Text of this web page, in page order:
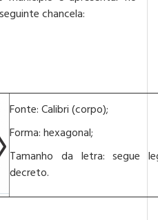
chancela:
Fonte: Calibri (corpo);
Forma: hexagonal;
Tamanho da letra: segue
decreto.